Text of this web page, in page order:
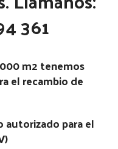
361
m2 tenemos
el recambio de
autorizado para el
)